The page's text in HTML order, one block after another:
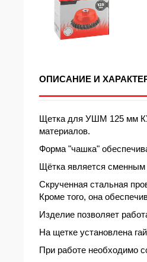
ОПИСАНИЕ И
Щетка для УШМ 125 мм
материалов.
Форма "чашка"
Щётка является
Скрученная стальная
Кроме того, она
Изделие позволяет
На щетке установлена
При работе необходимо